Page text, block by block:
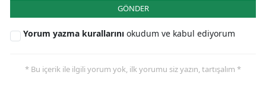
GÖNDER
Yorum yazma kurallarını okudum ve kabul ediyorum
* Bu içerik ile ilgili yorum yok, ilk yorumu siz yazın, tartışalım *